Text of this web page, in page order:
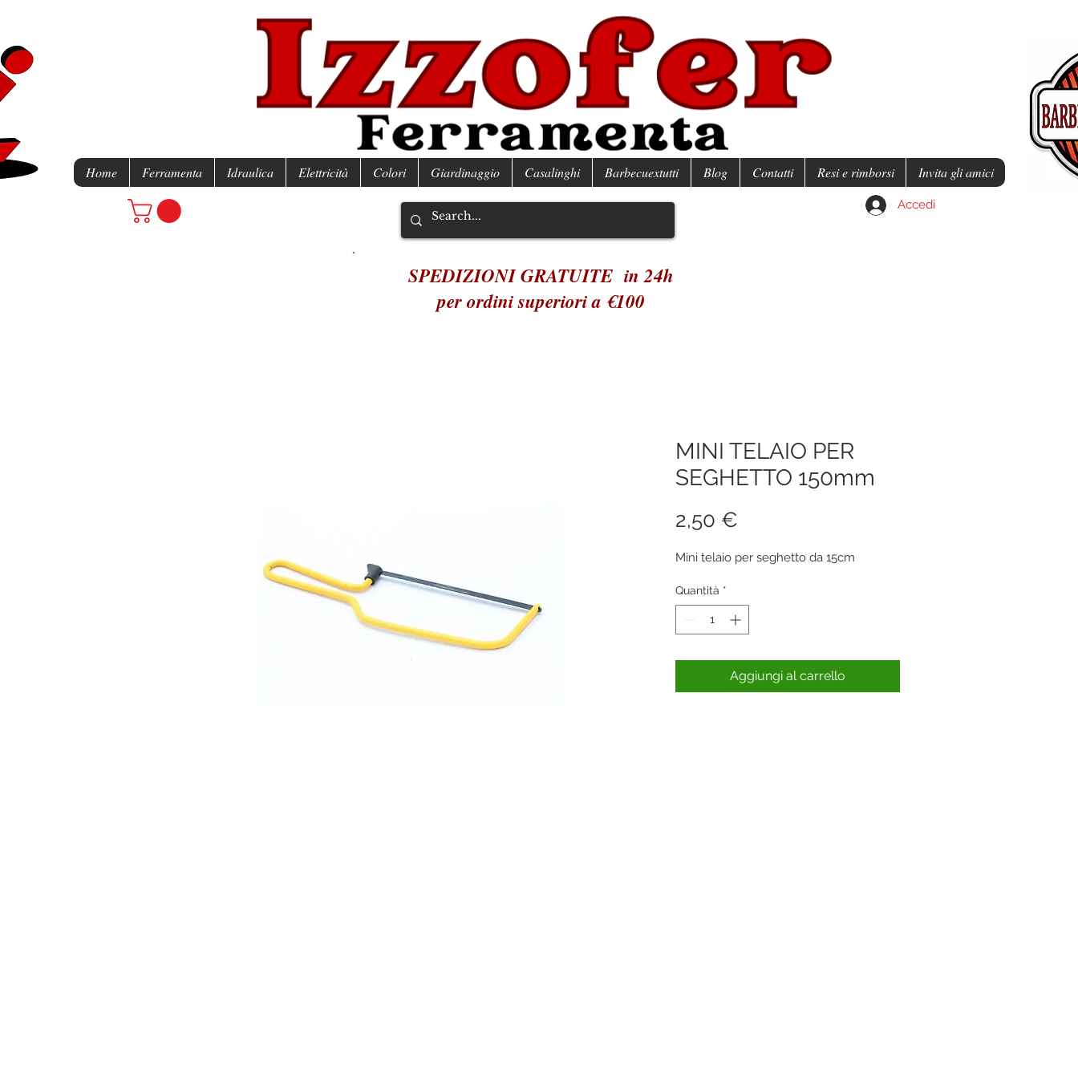
Home Ferramenta Idraulica Elettricità Colori Giardinaggio Casalinghi Barbecuextutti Blog Contatti Resi e rimborsi Invita gli amici
Accedi
SPEDIZIONI GRATUITE in 24h
per ordini superiori a €100
MINI TELAIO PER
SEGHETTO 150mm
2,50 €
Mini telaio per seghetto da 15cm
Quantità *
Aggiungi al carrello